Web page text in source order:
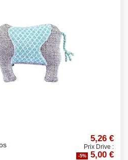
5,26 €
Prix Drive :
-5% 5,00 €